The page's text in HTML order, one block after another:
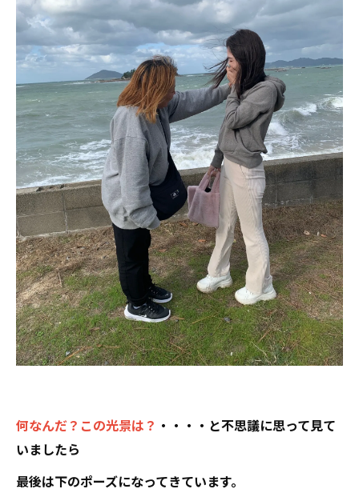
何なんだ？この光景は？ ・・・・と不思議に思って見て
いましたら
最後は下のポーズになってきています。